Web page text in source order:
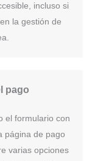
incluso si
la gestión de
pago
el formulario con
página de pago
varias opciones